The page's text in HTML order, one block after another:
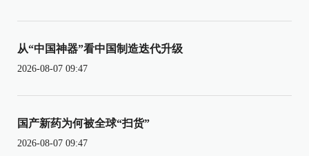
从“中国神器”看中国制造迭代升级
2026-08-07 09:47
国产新药为何被全球“扫货”
2026-08-07 09:47